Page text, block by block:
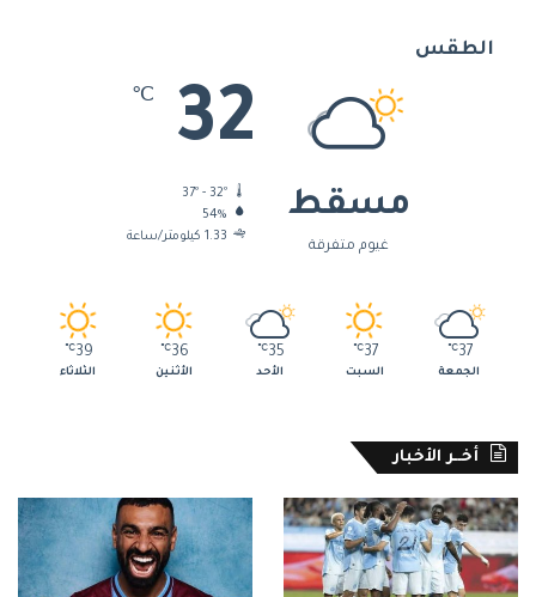
الطقس
مسقط
غيوم متفرقة
32
℃
37º - 32º
54%
1.33 كيلومتر/ساعة
37
℃
الجمعة
37
℃
السبت
35
℃
الأحد
36
℃
الأثنين
39
℃
الثلاثاء
أخــر الأخبار